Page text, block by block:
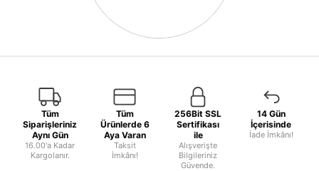
Tüm
Siparişleriniz
Aynı Gün
16.00'a Kadar
Kargolanır.
Tüm
Ürünlerde 6
Aya Varan
Taksit
İmkânı!
256Bit SSL
Sertifikası
ile
Alışverişte
Bilgileriniz
Güvende.
14 Gün
İçerisinde
İade İmkânı!